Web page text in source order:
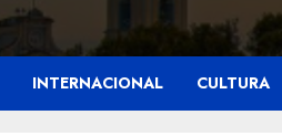
INTERNACIONAL CULTURA